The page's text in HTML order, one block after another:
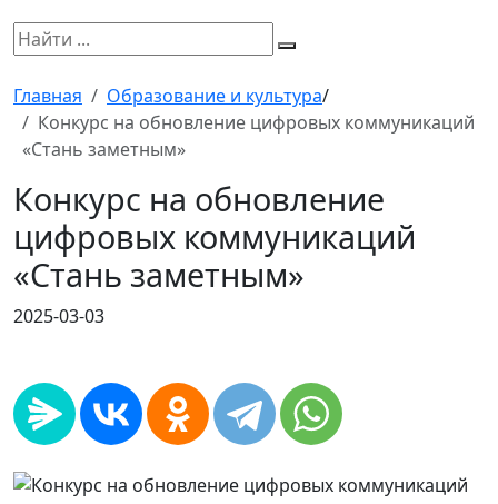
Главная Образование и культура/
Конкурс на обновление цифровых коммуникаций
«Стань заметным»
Конкурс на обновление
цифровых коммуникаций
«Стань заметным»
2025-03-03